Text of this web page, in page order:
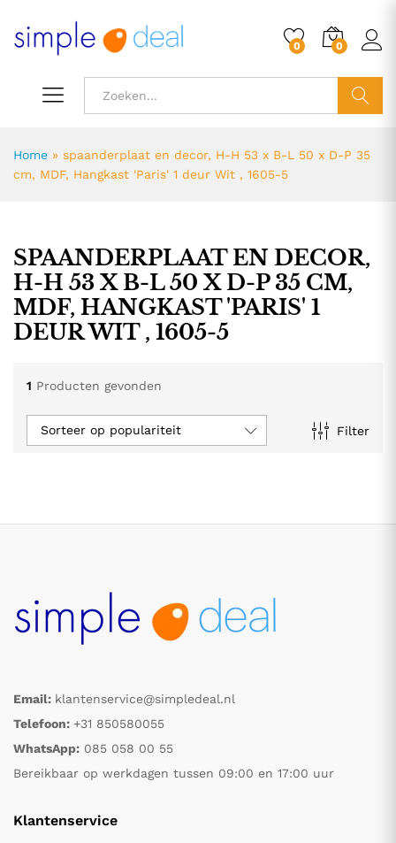
0 0
Home » spaanderplaat en decor, H-H 53 x B-L 50 x D-P 35
cm, MDF, Hangkast 'Paris' 1 deur Wit , 1605-5
SPAANDERPLAAT EN DECOR,
H-H 53 X B-L 50 X D-P 35 CM,
MDF, HANGKAST 'PARIS' 1
DEUR WIT , 1605-5
1 Producten gevonden
Filter
Sorteer op populariteit
Email: klantenservice@simpledeal.nl
Telefoon: +31 850580055
WhatsApp: 085 058 00 55
Bereikbaar op werkdagen tussen 09:00 en 17:00 uur
Klantenservice